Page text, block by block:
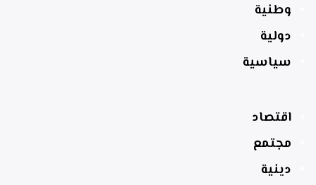
وطنية
دولية
سياسية
اقتصاد
مجتمع
دينية